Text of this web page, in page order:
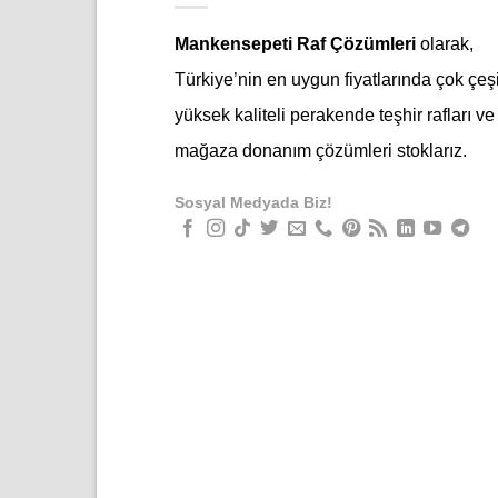
Mankensepeti Raf Çözümleri olarak,
Türkiye’nin en uygun fiyatlarında çok
yüksek kaliteli perakende teşhir rafları ve
mağaza donanım çözümleri stoklarız.
Sosyal Medyada Biz!